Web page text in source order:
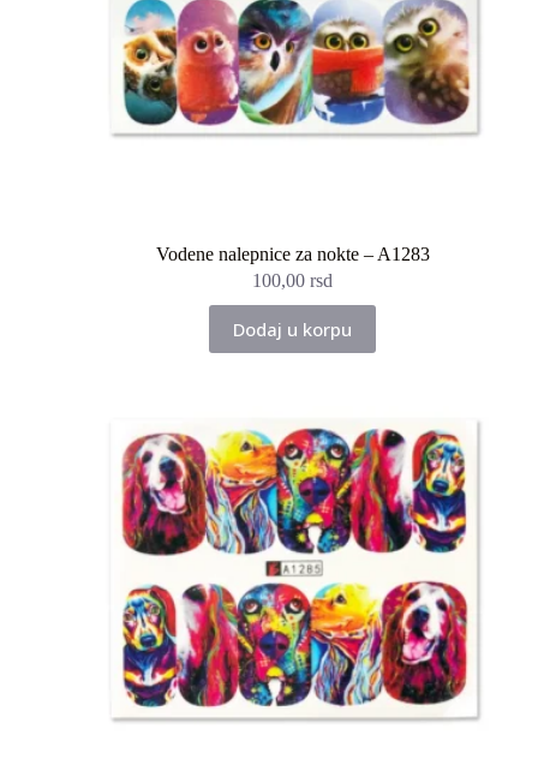
Vodene nalepnice za nokte – A1283
100,00rsd
Dodaj u korpu